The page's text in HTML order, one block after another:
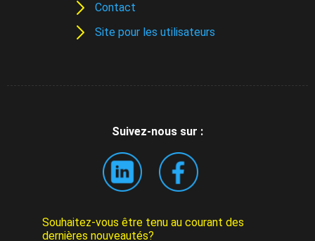
Contact
Site pour les utilisateurs
Suivez-nous sur :
Souhaitez-vous être tenu au courant des
dernières nouveautés?